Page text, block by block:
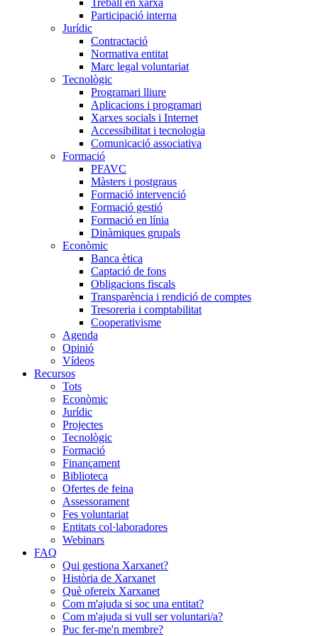
Treball en xarxa
Participació interna
Jurídic
Contractació
Normativa entitat
Marc legal voluntariat
Tecnològic
Programari lliure
Aplicacions i programari
Xarxes socials i Internet
Accessibilitat i tecnologia
Comunicació associativa
Formació
PFAVC
Màsters i postgraus
Formació intervenció
Formació gestió
Formació en línia
Dinàmiques grupals
Econòmic
Banca ètica
Captació de fons
Obligacions fiscals
Transparència i rendició de comptes
Tresoreria i comptabilitat
Cooperativisme
Agenda
Opinió
Vídeos
Recursos
Tots
Econòmic
Jurídic
Projectes
Tecnològic
Formació
Finançament
Biblioteca
Ofertes de feina
Assessorament
Fes voluntariat
Entitats col·laboradores
Webinars
FAQ
Qui gestiona Xarxanet?
Història de Xarxanet
Què ofereix Xarxanet
Com m'ajuda si soc una entitat?
Com m'ajuda si vull ser voluntari/a?
Puc fer-me'n membre?